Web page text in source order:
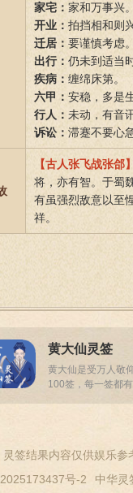
家宅： 家和万事兴。
开业： 拍挡相和则
迁居： 要谨慎考虑。
出行： 仍未到适当
疾病： 缠绵床第。
六甲： 安稳，多是
行人： 未动，有音
诉讼： 滞蹇不要心
【古人张飞战张郃】
将，亦有智。于蜀
有虽强烈敌意以至
祥。
黄大仙灵签
黄大仙是受万人敬
100签，每一签都
灵签结果内容仅供娱乐参
号-2 中华灵